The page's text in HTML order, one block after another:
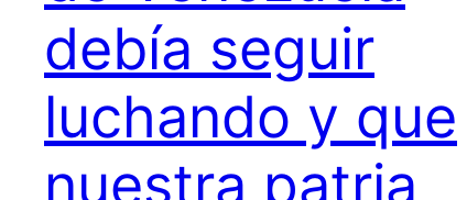
debía seguir
luchando y que
nuestra patria